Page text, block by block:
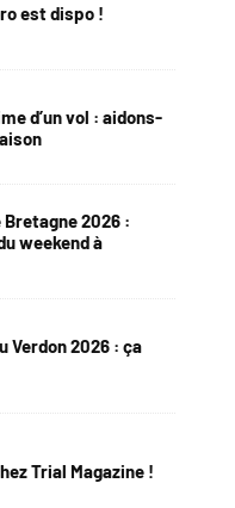
est dispo !
d’un vol : aidons-
Bretagne 2026 :
weekend à
Verdon 2026 : ça
Trial Magazine !